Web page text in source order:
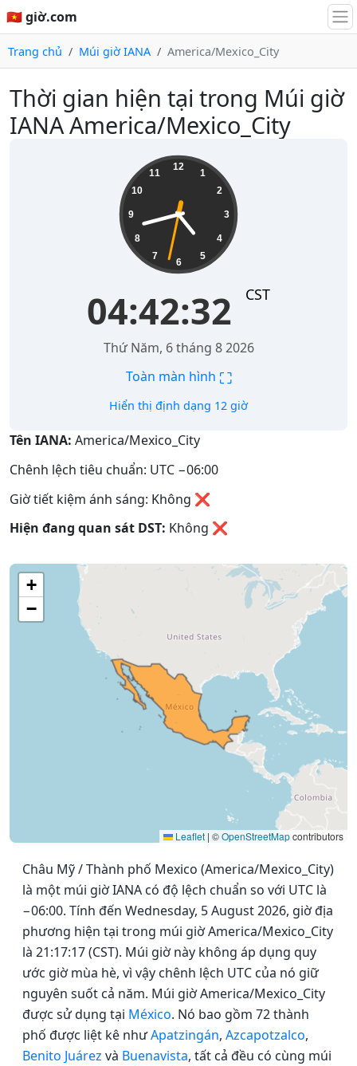
🇻🇳 giờ.com
Trang chủ Múi giờ IANA America/Mexico_City
Thời gian hiện tại trong Múi giờ
IANA America/Mexico_City
12
1
2
3
4
5
6
7
8
9
10
11
04:42:32 CST
Thứ Năm, 6 tháng 8 2026
Toàn màn hình ⛶
Hiển thị định dạng 12 giờ
Tên IANA: America/Mexico_City
Chênh lệch tiêu chuẩn: UTC −06:00
Giờ tiết kiệm ánh sáng: Không ❌
Hiện đang quan sát DST: Không ❌
+
−
Leaflet | ©OpenStreetMapcontributors
Châu Mỹ / Thành phố Mexico (America/Mexico_City)
là một múi giờ IANA có độ lệch chuẩn so với UTC là
−06:00. Tính đến Wednesday, 5 August 2026, giờ địa
phương hiện tại trong múi giờ America/Mexico_City
là 21:17:17 (CST). Múi giờ này không áp dụng quy
ước giờ mùa hè, vì vậy chênh lệch UTC của nó giữ
nguyên suốt cả năm. Múi giờ America/Mexico_City
được sử dụng tại México. Nó bao gồm 72 thành
phố được liệt kê nhưApatzingán, Azcapotzalco,
Benito Juárez và Buenavista, tất cả đều có cùng múi